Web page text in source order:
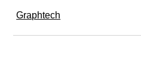
Graphtech